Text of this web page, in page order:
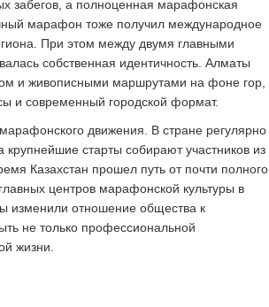
забегов, а полноценная марафонская
марафон тоже получил международное
При этом между двумя главными
собственная идентичность. Алматы
и живописными маршрутами на фоне гор,
и современный городской формат.
движения. В стране регулярно
старты собирают участников из
Казахстан прошел путь от почти полного
центров марафонской культуры в
изменили отношение общества к
не только профессиональной
жизни.